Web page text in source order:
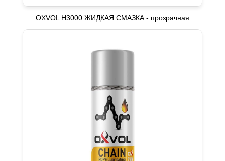
OXVOL H3000 ЖИДКАЯ СМАЗКА - прозрачная